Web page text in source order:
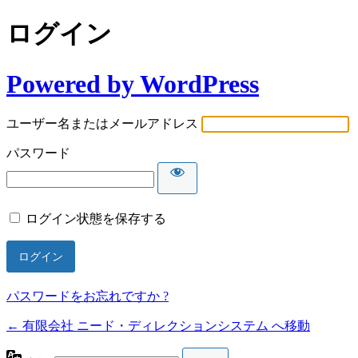
ログイン
Powered by WordPress
ユーザー名またはメールアドレス
パスワード
ログイン状態を保存する
パスワードをお忘れですか ?
← 有限会社 ニード・ディレクションシステム へ移動